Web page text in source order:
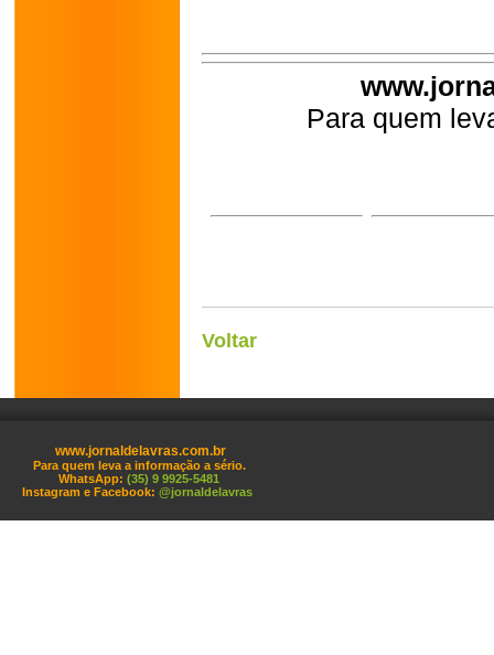
Para quem
Voltar
www.jornaldelavras.com.br
Para quem leva a informação a sério.
WhatsApp: (35) 9 9925-5481
Instagram e Facebook: @jornaldelavras